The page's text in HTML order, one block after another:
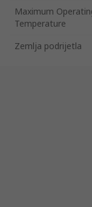
Maximum
Temperature
Zemlja podrijetla